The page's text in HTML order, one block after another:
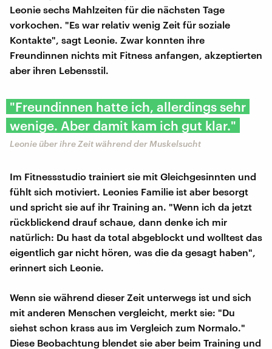
Leonie sechs Mahlzeiten für die nächsten Tage
vorkochen. "Es war relativ wenig Zeit für soziale
Kontakte", sagt Leonie. Zwar konnten ihre
Freundinnen nichts mit Fitness anfangen, akzeptierten
aber ihren Lebensstil.
"Freundinnen hatte ich, allerdings sehr
wenige. Aber damit kam ich gut klar."
Leonie über ihre Zeit während der Muskelsucht
Im Fitnessstudio trainiert sie mit Gleichgesinnten und
fühlt sich motiviert. Leonies Familie ist aber besorgt
und spricht sie auf ihr Training an. "Wenn ich da jetzt
rückblickend drauf schaue, dann denke ich mir
natürlich: Du hast da total abgeblockt und wolltest das
eigentlich gar nicht hören, was die da gesagt haben",
erinnert sich Leonie.
Wenn sie während dieser Zeit unterwegs ist und sich
mit anderen Menschen vergleicht, merkt sie: "Du
siehst schon krass aus im Vergleich zum Normalo."
Diese Beobachtung blendet sie aber beim Training und